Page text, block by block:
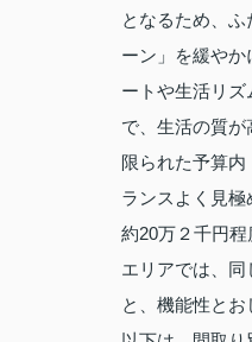
となるため、
ーン」を緩や
ートや生活リ
で、生活の質が
限られた予算
ランスよく見
約20万２千円
エリアでは、
と、機能性と